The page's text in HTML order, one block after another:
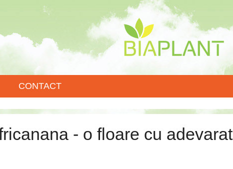
CONTACT
- o floare cu adevarat